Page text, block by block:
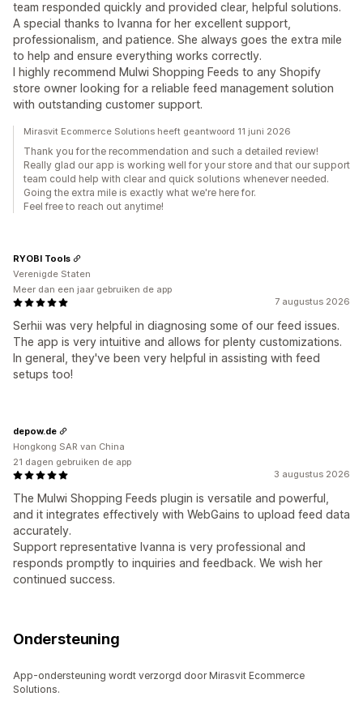
team responded quickly and provided clear, helpful solutions.
A special thanks to Ivanna for her excellent support,
professionalism, and patience. She always goes the extra mile
to help and ensure everything works correctly.
I highly recommend Mulwi Shopping Feeds to any Shopify
store owner looking for a reliable feed management solution
with outstanding customer support.
Mirasvit Ecommerce Solutions heeft geantwoord 11 juni 2026
Thank you for the recommendation and such a detailed review!
Really glad our app is working well for your store and that our support
team could help with clear and quick solutions whenever needed.
Going the extra mile is exactly what we're here for.
Feel free to reach out anytime!
7 augustus 2026
Serhii was very helpful in diagnosing some of our feed issues.
The app is very intuitive and allows for plenty customizations.
In general, they've been very helpful in assisting with feed
setups too!
RYOBI Tools
Verenigde Staten
Meer dan een jaar gebruiken de app
3 augustus 2026
The Mulwi Shopping Feeds plugin is versatile and powerful,
and it integrates effectively with WebGains to upload feed data
accurately.
Support representative Ivanna is very professional and
responds promptly to inquiries and feedback. We wish her
continued success.
depow.de
Hongkong SAR van China
21 dagen gebruiken de app
Ondersteuning
App-ondersteuning wordt verzorgd door Mirasvit Ecommerce
Solutions.